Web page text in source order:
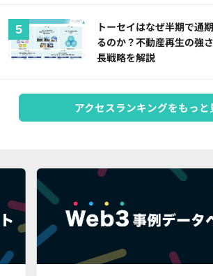
トーセイはなぜ半期で通
るのか？不動産再生の強
長戦略を解説
アクセスランキングをもっと